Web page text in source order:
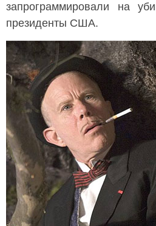
запрограммировали на
президенты США.